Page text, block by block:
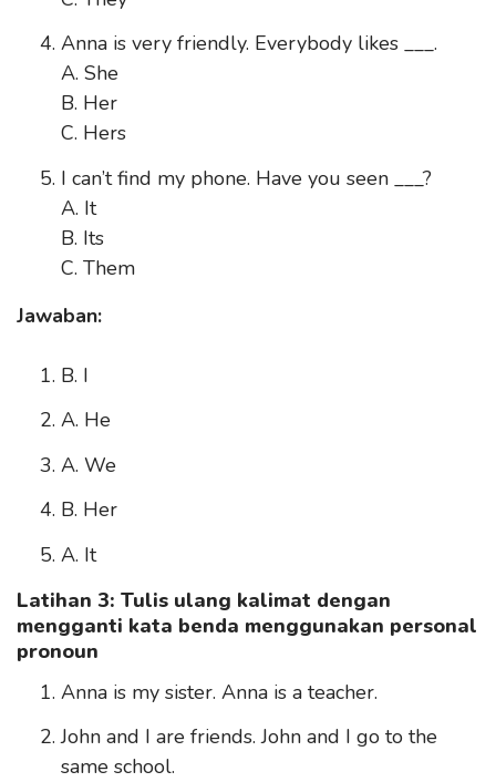
Anna is very friendly. Everybody likes ___.
A. She
B. Her
C. Hers
I can’t find my phone. Have you seen ___?
A. It
B. Its
C. Them
Jawaban:
B. I
A. He
A. We
B. Her
A. It
Latihan 3: Tulis ulang kalimat dengan
mengganti kata benda menggunakan personal
pronoun
Anna is my sister. Anna is a teacher.
John and I are friends. John and I go to the
same school.